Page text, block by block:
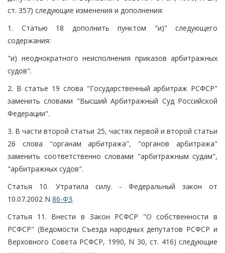
ст. 357) следующие изменения и дополнения:
1. Статью 18 дополнить пунктом "и)" следующего
содержания:
"и) неоднократного неисполнения приказов арбитражных
судов".
2. В статье 19 слова "Государственный арбитраж РСФСР"
заменить словами "Высший Арбитражный Суд Российской
Федерации".
3. В части второй статьи 25, частях первой и второй статьи
26 слова "органам арбитража", "органов арбитража"
заменить соответственно словами "арбитражным судам",
"арбитражных судов".
Статья 10. Утратила силу. - Федеральный закон от
10.07.2002 N 86-ФЗ.
Статья 11. Внести в Закон РСФСР "О собственности в
РСФСР" (Ведомости Съезда народных депутатов РСФСР и
Верховного Совета РСФСР, 1990, N 30, ст. 416) следующие